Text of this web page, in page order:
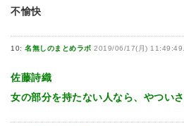
不愉快
10: 名無しのまとめラボ 2019/06/17(月)
佐藤詩織
女の部分を持たない人なら、やついさ